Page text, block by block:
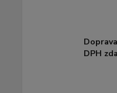
DPH